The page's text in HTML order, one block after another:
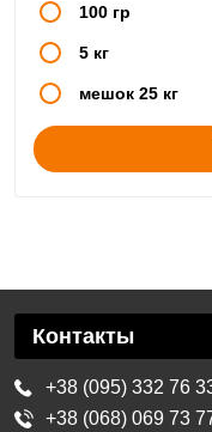
100 гр
5 кг
мешок 25 кг
Контакты
+38 (095) 332 76
+38 (068) 069 73